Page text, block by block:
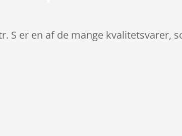
S er en af de mange kvalitetsvarer,